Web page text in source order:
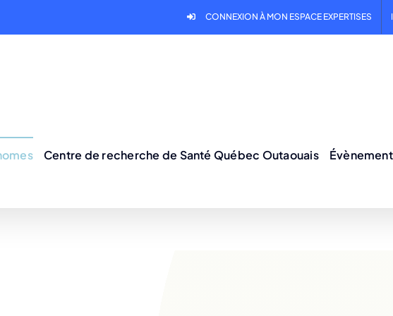
CONNEXION À MON ESPACE EXPERTISES
Centre de recherche de Santé Québec Outaouais